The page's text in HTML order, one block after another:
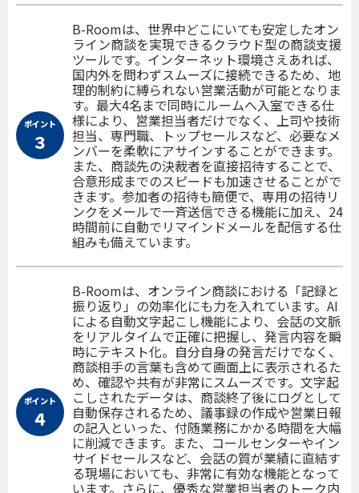
ポイント
３
B-Roomは、世界中どこにいても安定したオン
ライン商談を実現できるクラウド型の商談支援
ツールです。インターネット環境さえあれば、
国内外を問わずスムーズに接続できるため、地
理的制約に縛られない営業活動が可能となりま
す。最大4名まで同時にルームへ入室できる仕
様により、営業担当者だけでなく、上司や技術
担当、専門職、トップセールスなど、必要なメ
ンバーを柔軟にアサインすることができます。
また、商談先の決裁者を直接招待することで、
合意形成までのスピードも加速させることがで
きます。参加者の招待も簡便で、専用の招待リ
ンクをメールで一斉送信できる機能に加え、24
時間前に自動でリマインドメールを配信する仕
組みも備えています。
ポイント
４
B-Roomは、オンライン商談における「記録と
振り返り」の効率化にも力を入れています。AI
による自動文字起こし機能により、会話の文脈
をリアルタイムで正確に把握し、発言内容を瞬
時にテキスト化。自分自身の発言だけでなく、
商談相手の言葉も含めて画面上に表示されるた
め、確認や共有が非常にスムーズです。文字起
こしされたデータは、商談終了後にログとして
自動保存されるため、議事録の作成や営業日報
の記入といった、付随業務にかかる時間を大幅
に削減できます。また、コールセンターやイン
サイドセールスなど、会話の質が業績に直結す
る現場においても、非常に有効な機能となって
います。さらに、優秀な営業担当者のトーク内